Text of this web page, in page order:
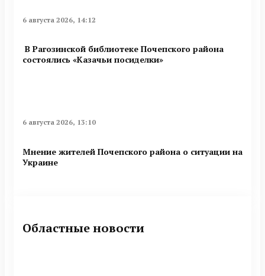
6 августа 2026, 14:12
В Рагозинской библиотеке Почепского района
состоялись «Казачьи посиделки»
6 августа 2026, 13:10
Мнение жителей Почепского района о ситуации на
Украине
Областные новости